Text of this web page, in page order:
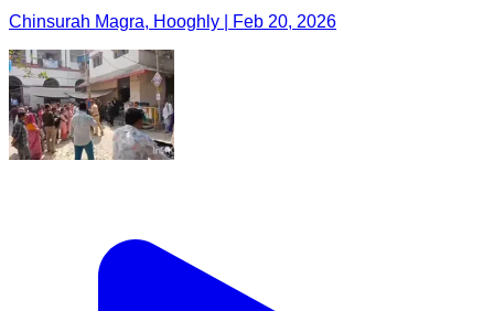
Chinsurah Magra, Hooghly | Feb 20, 2026